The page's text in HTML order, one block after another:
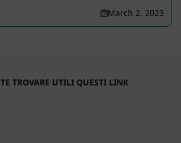
March 2, 2023
TROVARE UTILI QUESTI LINK